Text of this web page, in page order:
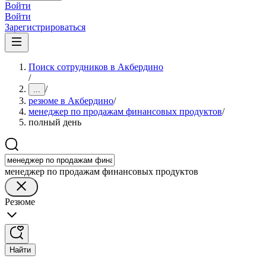
Войти
Войти
Зарегистрироваться
Поиск сотрудников в Акбердино
/
... /
резюме в Акбердино/
менеджер по продажам финансовых продуктов/
полный день
менеджер по продажам финансовых продуктов
Резюме
Найти